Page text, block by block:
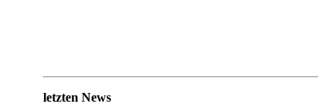
letzten News